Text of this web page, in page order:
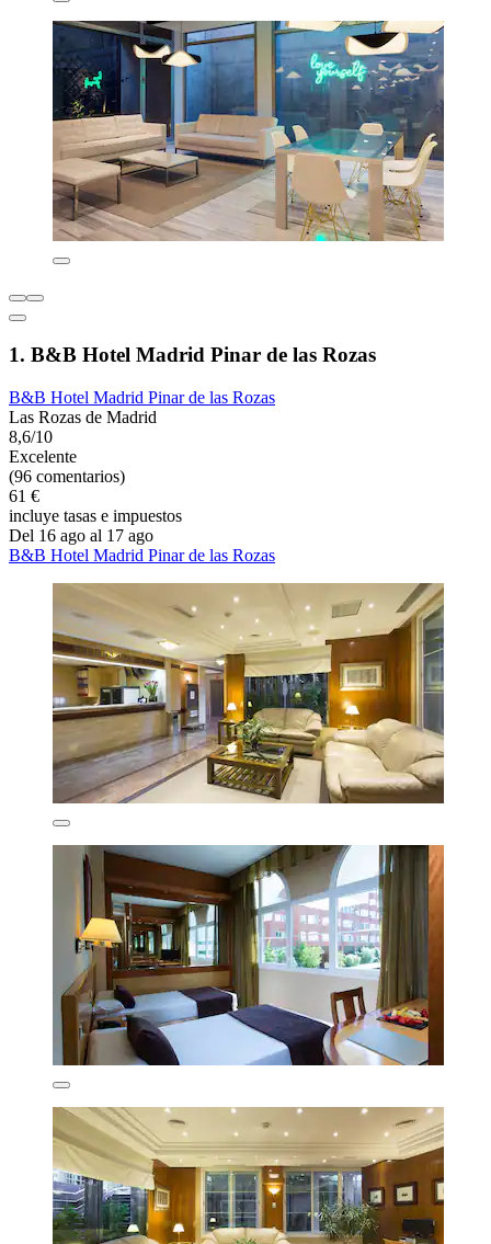
1. B&B Hotel Madrid Pinar de las Rozas
B&B Hotel Madrid Pinar de las Rozas
Las Rozas de Madrid
8,6/10
Excelente
(96 comentarios)
61 €
incluye tasas e impuestos
Del 16 ago al 17 ago
B&B Hotel Madrid Pinar de las Rozas